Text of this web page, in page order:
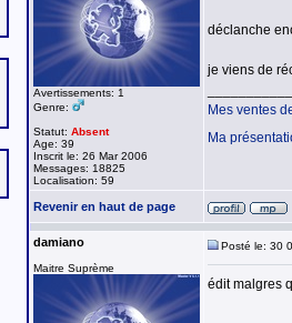
Avertissements: 1
Genre:
Statut: Absent
Age: 39
Inscrit le: 26 Mar 2006
Messages: 18825
Localisation: 59
déclanche
je viens de
Mes ventes
Ma
Revenir en haut de page
damiano
Maitre Suprème
Posté le: 30
édit malgres